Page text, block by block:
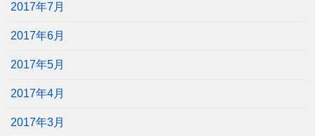
2017年7月
2017年6月
2017年5月
2017年4月
2017年3月